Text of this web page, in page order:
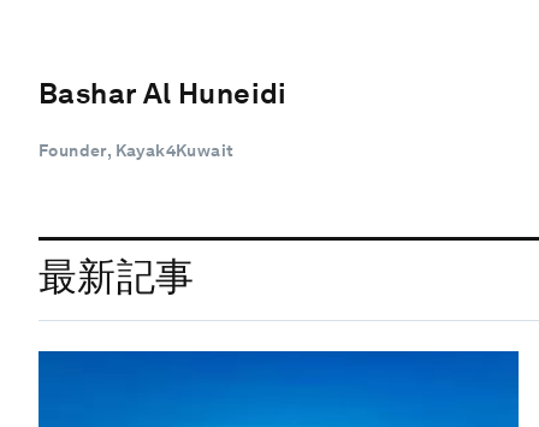
Bashar Al Huneidi
Founder, Kayak4Kuwait
最新記事